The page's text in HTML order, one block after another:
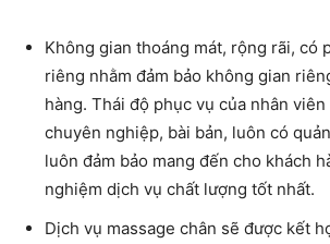
Không gian thoáng mát, rộng rãi, có
riêng nhằm đảm bảo không gian
hàng. Thái độ phục vụ của nhân
chuyên nghiệp, bài bản, luôn có
luôn đảm bảo mang đến cho khách
nghiệm dịch vụ chất lượng tốt nhất.
Dịch vụ massage chân sẽ được kết